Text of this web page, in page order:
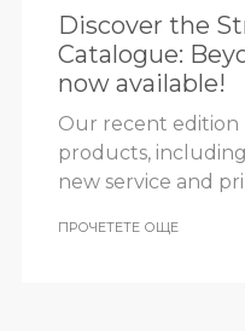
Discover the
Catalogue:
now available!
Our recent edition
products,
new service and
ПРОЧЕТЕТЕ ОЩЕ